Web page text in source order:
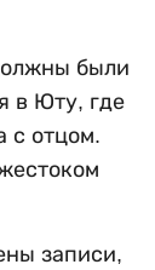
были
в Юту, где
с отцом.
записи,